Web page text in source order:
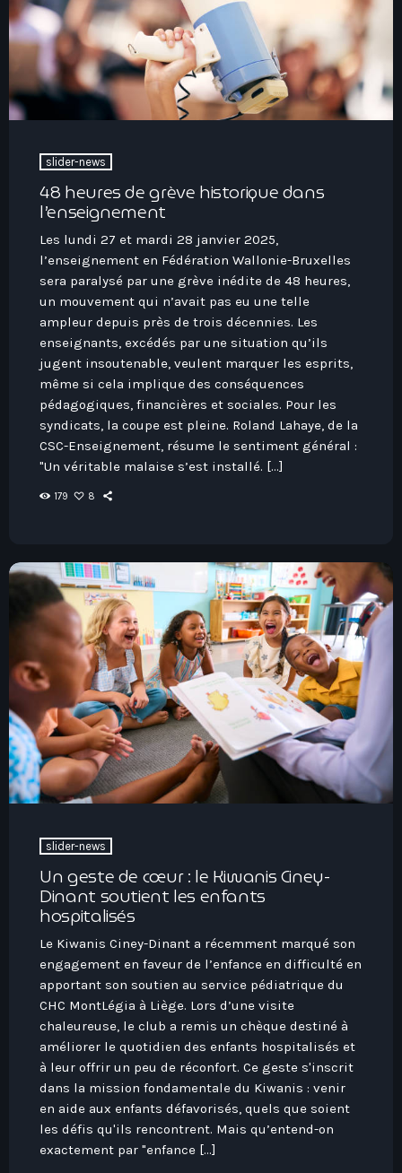
play_arrow Seven Ile-De-France
Auvergne-Rhône-Alpes
Bourgogne-Franche-Comté
Bretagne
Centre-Val De Loire
Corse
Grand-Est
Hauts-De-France
Île-De-France
La Réunion
Normandie
Occitanie
Pays-De-La-Loire
Provence-Alpes-Côte D’Azur
Podcasts
Mixstation
L’équipe
Contact
Contacts
slider-news
48 heures de grève historique dans
l’enseignement
Les lundi 27 et mardi 28 janvier 2025,
l’enseignement en Fédération Wallonie-Bruxelles
sera paralysé par une grève inédite de 48 heures,
un mouvement qui n’avait pas eu une telle
ampleur depuis près de trois décennies. Les
enseignants, excédés par une situation qu’ils
jugent insoutenable, veulent marquer les esprits,
même si cela implique des conséquences
pédagogiques, financières et sociales. Pour les
syndicats, la coupe est pleine. Roland Lahaye, de la
CSC-Enseignement, résume le sentiment général :
"Un véritable malaise s’est installé. […]
179 8
slider-news
Un geste de cœur : le Kiwanis Ciney-
Dinant soutient les enfants
hospitalisés
Le Kiwanis Ciney-Dinant a récemment marqué son
engagement en faveur de l’enfance en difficulté en
apportant son soutien au service pédiatrique du
CHC MontLégia à Liège. Lors d’une visite
chaleureuse, le club a remis un chèque destiné à
améliorer le quotidien des enfants hospitalisés et
à leur offrir un peu de réconfort. Ce geste s'inscrit
dans la mission fondamentale du Kiwanis : venir
en aide aux enfants défavorisés, quels que soient
les défis qu'ils rencontrent. Mais qu’entend-on
exactement par "enfance […]